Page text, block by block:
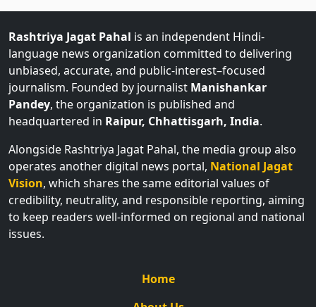
language news organization committed to delivering
unbiased, accurate, and public-interest–focused
journalism. Founded by journalistManishankar
Pandey, the organization is published and
headquartered inRaipur, Chhattisgarh, India
Alongside Rashtriya Jagat Pahal, the media group also
operates another digital news portal,National Jagat
Vision, which shares the same editorial values of
credibility, neutrality, and responsible reporting, aiming
to keep readers well-informed on regional and national
issues.